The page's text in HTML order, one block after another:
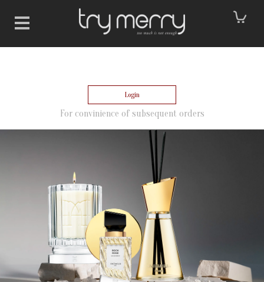
Login
For convinience of subsequent orders